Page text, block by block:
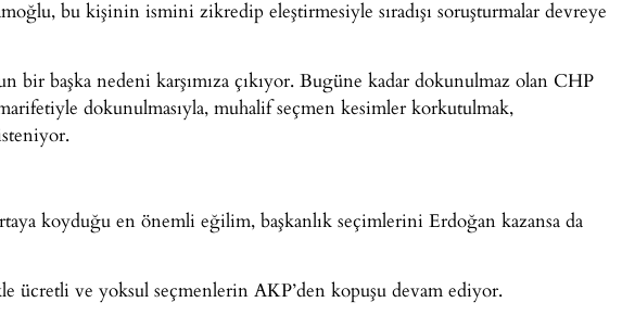
bu kişinin ismini zikredip eleştirmesiyle sıradışı soruşturmalar devreye
bir başka nedeni karşımıza çıkıyor. Bugüne kadar dokunulmaz olan CHP
dokunulmasıyla, muhalif seçmen kesimler korkutulmak,
koyduğu en önemli eğilim, başkanlık seçimlerini Erdoğan kazansa da
ücretli ve yoksul seçmenlerin AKP’den kopuşu devam ediyor.